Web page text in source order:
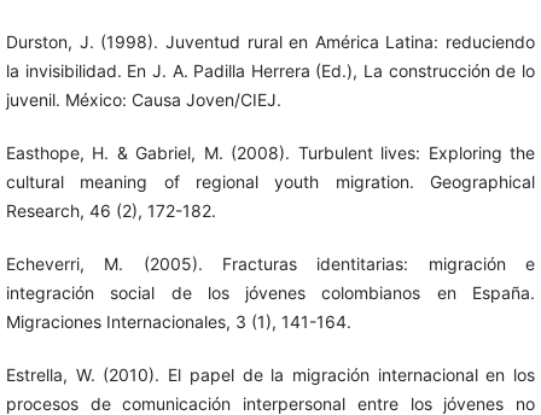
Durston, J. (1998). Juventud rural en América Latina: reduciendo
la invisibilidad. En J. A. Padilla Herrera (Ed.), La construcción de lo
juvenil. México: Causa Joven/CIEJ.
Easthope, H. & Gabriel, M. (2008). Turbulent lives: Exploring the
cultural meaning of regional youth migration. Geographical
Research, 46 (2), 172-182.
Echeverri, M. (2005). Fracturas identitarias: migración e
integración social de los jóvenes colombianos en España.
Migraciones Internacionales, 3 (1), 141-164.
Estrella, W. (2010). El papel de la migración internacional en los
procesos de comunicación interpersonal entre los jóvenes no